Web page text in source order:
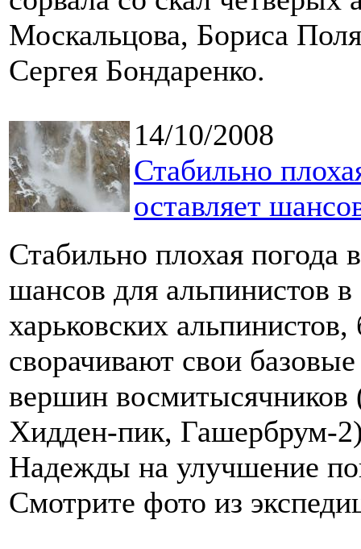
Москальцова, Бориса
Сергея Бондаренко.
14/10/2008
Стабильно
оставляет
Стабильно плохая погода
шансов для альпинистов
харьковских
сворачивают свои
вершин
Хидден-пик, Гашербрум-
Надежды на улучшение
Смотрите фото из